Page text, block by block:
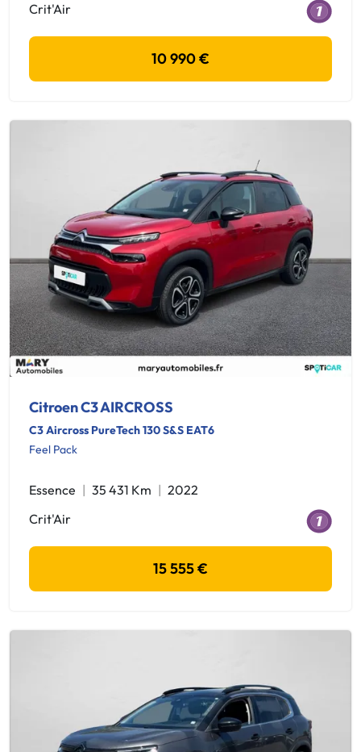
Crit'Air
10 990 €
Citroen C3 AIRCROSS
C3 Aircross PureTech 130 S&S EAT6
Feel Pack
Essence 35 431 Km
2022
Crit'Air
15 555 €